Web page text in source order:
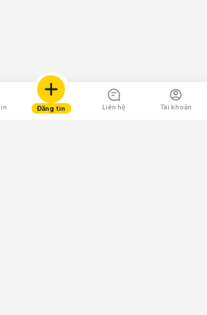
Đăng tin Liên hệ Tài khoản